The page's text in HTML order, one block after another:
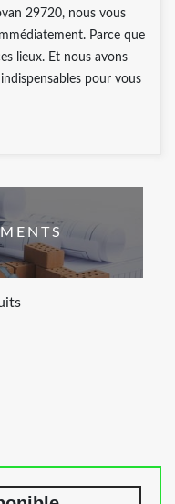
29720, nous vous
Parce que
lieux. Et nous avons
pour vous